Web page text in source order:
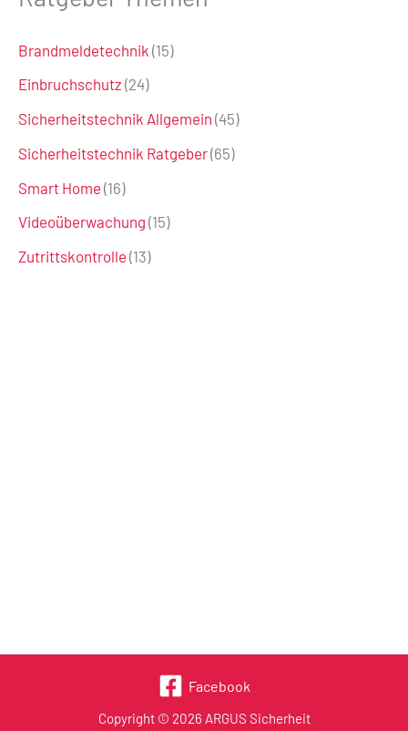
Brandmeldetechnik (15)
Einbruchschutz (24)
Sicherheitstechnik Allgemein (45)
Sicherheitstechnik Ratgeber(65)
Smart Home (16)
Videoüberwachung (15)
Zutrittskontrolle (13)
Facebook
Copyright © 2026 ARGUS Sicherheit